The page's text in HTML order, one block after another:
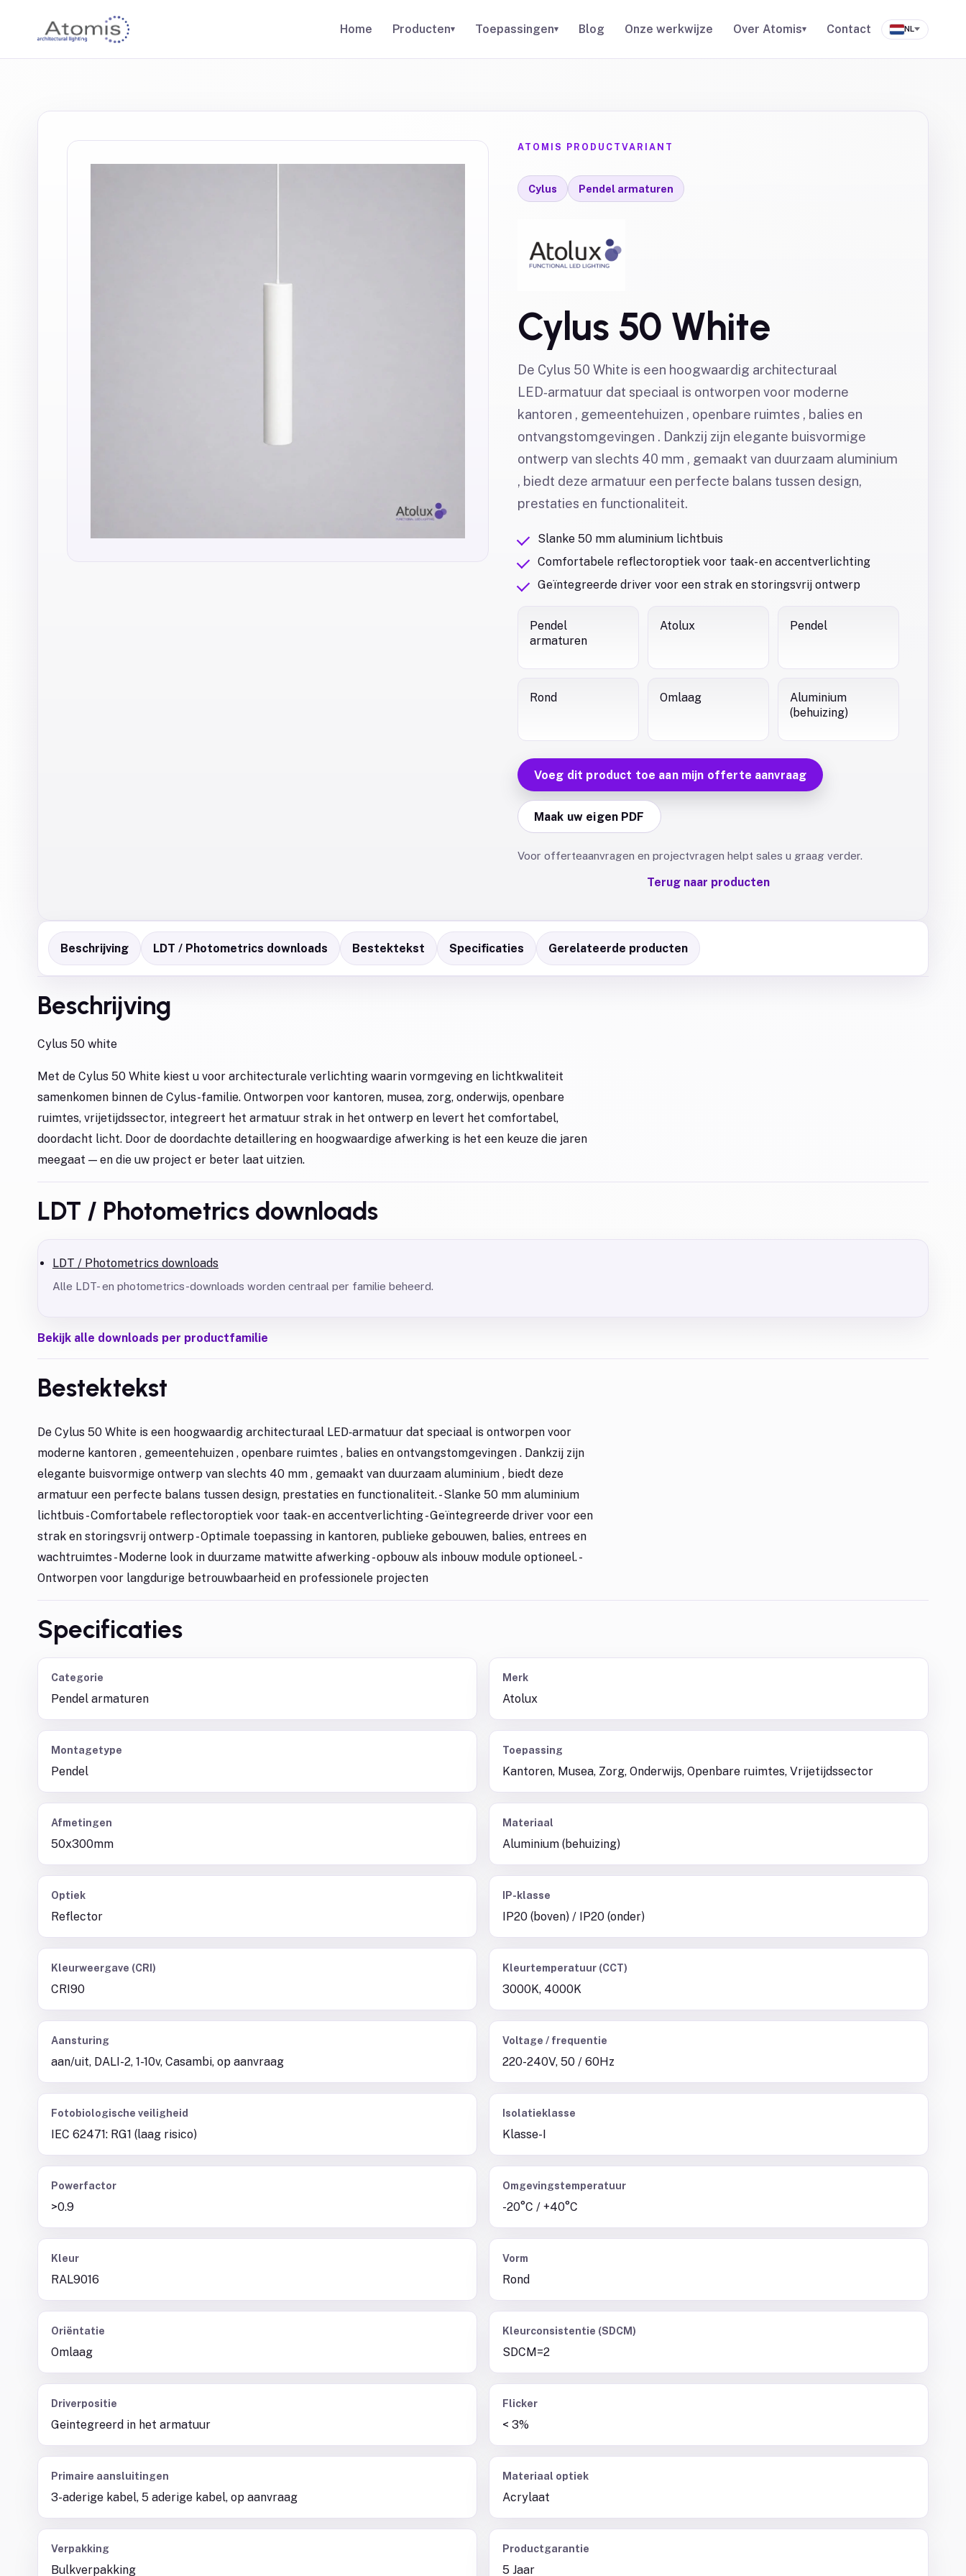
Home Producten▾ Toepassingen▾ Blog Onze werkwijze Over Atomis▾ Contact NL
ATOMIS PRODUCTVARIANT
Cylus Pendel armaturen
Cylus 50 White
De Cylus 50 White is een hoogwaardig architecturaal
LED‑armatuur dat speciaal is ontworpen voor moderne
kantoren , gemeentehuizen , openbare ruimtes , balies en
ontvangstomgevingen . Dankzij zijn elegante buisvormige
ontwerp van slechts 40 mm , gemaakt van duurzaam aluminium
, biedt deze armatuur een perfecte balans tussen design,
prestaties en functionaliteit.
Slanke 50 mm aluminium lichtbuis
Comfortabele reflectoroptiek voor taak- en accentverlichting
Geïntegreerde driver voor een strak en storingsvrij ontwerp
Pendel
armaturen
Atolux Pendel
Rond Omlaag
Aluminium
(behuizing)
Voeg dit product toe aan mijn offerte aanvraag
Maak uw eigen PDF
Voor offerteaanvragen en projectvragen helpt sales u graag verder.
Terug naar producten
Beschrijving LDT / Photometrics downloads Bestektekst Specificaties Gerelateerde producten
Beschrijving
Cylus 50 white
Met de Cylus 50 White kiest u voor architecturale verlichting waarin vormgeving en lichtkwaliteit
samenkomen binnen de Cylus-familie. Ontworpen voor kantoren, musea, zorg, onderwijs, openbare
ruimtes, vrijetijdssector, integreert het armatuur strak in het ontwerp en levert het comfortabel,
doordacht licht. Door de doordachte detaillering en hoogwaardige afwerking is het een keuze die jaren
meegaat — en die uw project er beter laat uitzien.
LDT / Photometrics downloads
LDT / Photometrics downloads
Alle LDT- en photometrics-downloads worden centraal per familie beheerd.
Bekijk alle downloads per productfamilie
Bestektekst
De Cylus 50 White is een hoogwaardig architecturaal LED‑armatuur dat speciaal is ontworpen voor
moderne kantoren , gemeentehuizen , openbare ruimtes , balies en ontvangstomgevingen . Dankzij zijn
elegante buisvormige ontwerp van slechts 40 mm , gemaakt van duurzaam aluminium , biedt deze
armatuur een perfecte balans tussen design, prestaties en functionaliteit. - Slanke 50 mm aluminium
lichtbuis - Comfortabele reflectoroptiek voor taak- en accentverlichting - Geïntegreerde driver voor een
strak en storingsvrij ontwerp - Optimale toepassing in kantoren, publieke gebouwen, balies, entrees en
wachtruimtes - Moderne look in duurzame matwitte afwerking - opbouw als inbouw module optioneel. -
Ontworpen voor langdurige betrouwbaarheid en professionele projecten
Specificaties
Categorie
Pendel armaturen
Merk
Atolux
Montagetype
Pendel
Toepassing
Kantoren, Musea, Zorg, Onderwijs, Openbare ruimtes, Vrijetijdssector
Afmetingen
50x300mm
Materiaal
Aluminium (behuizing)
Optiek
Reflector
IP-klasse
IP20 (boven) / IP20 (onder)
Kleurweergave (CRI)
CRI90
Kleurtemperatuur (CCT)
3000K, 4000K
Aansturing
aan/uit, DALI-2, 1-10v, Casambi, op aanvraag
Voltage / frequentie
220-240V, 50 / 60Hz
Fotobiologische veiligheid
IEC 62471: RG1 (laag risico)
Isolatieklasse
Klasse-I
Powerfactor
>0.9
Omgevingstemperatuur
-20°C / +40°C
Kleur
RAL9016
Vorm
Rond
Oriëntatie
Omlaag
Kleurconsistentie (SDCM)
SDCM=2
Driverpositie
Geintegreerd in het armatuur
Flicker
< 3%
Primaire aansluitingen
3-aderige kabel, 5 aderige kabel, op aanvraag
Materiaal optiek
Acrylaat
Verpakking
Bulkverpakking
Productgarantie
5 Jaar